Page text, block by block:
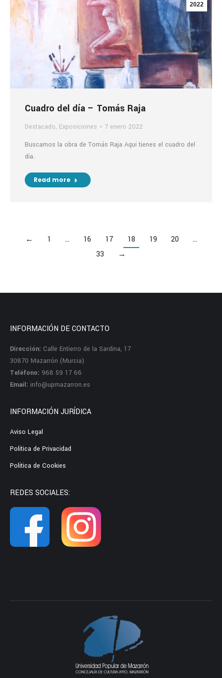
2022
Cuadro del día – Tomás Raja
Destacado, Exposiciones
7 enero 2022
Buscamos la obra de Tomás Raja Aquí tienes el cuadro del
día.
Read more
← 1 … 16 17 18 19 20
…
33
→
INFORMACIÓN DE CONTACTO
Dirección: Calle Entierro de la Sardina, 17
30870 Mazarrón (Murcia)
Teléfono: 968 59 17 66
Email: info@upmazarron.es
INFORMACIÓN JURÍDICA
Aviso Legal
Política de Privacidad
Política de Cookies
REDES SOCIALES: